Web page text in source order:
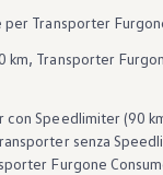
per Transporter
km, Transporter
con Speedlimiter (90
senza
Furgone